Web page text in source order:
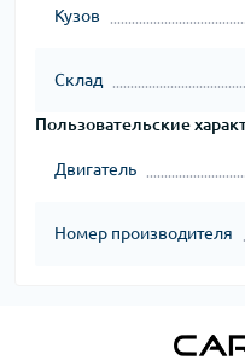
Кузов
Склад
Пользовательские
Двигатель
Номер производителя